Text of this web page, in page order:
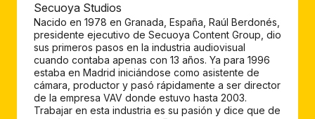
Secuoya Studios
Nacido en 1978 en Granada, España, Raúl Berdonés,
presidente ejecutivo de Secuoya Content Group, dio
sus primeros pasos en la industria audiovisual
cuando contaba apenas con 13 años. Ya para 1996
estaba en Madrid iniciándose como asistente de
cámara, productor y pasó rápidamente a ser director
de la empresa VAV donde estuvo hasta 2003.
Trabajar en esta industria es su pasión y dice que de